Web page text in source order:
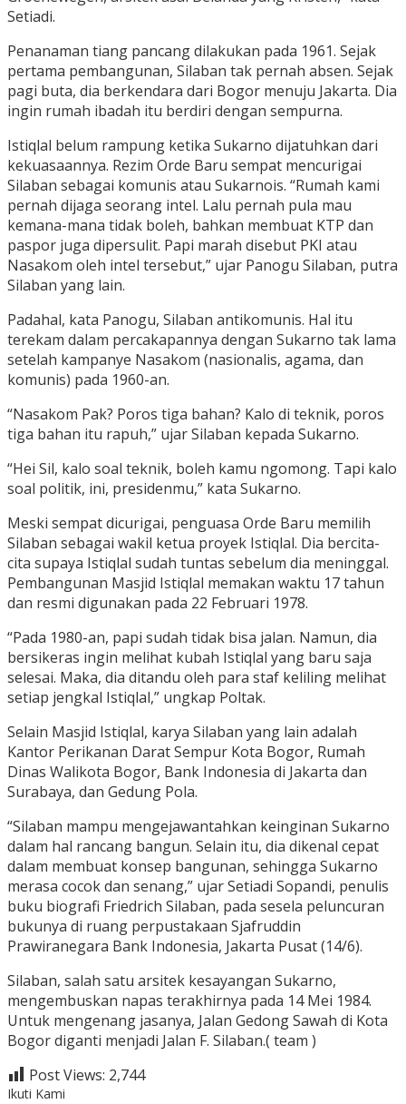
Setiadi.
Penanaman tiang pancang dilakukan pada 1961. Sejak
pertama pembangunan, Silaban tak pernah absen. Sejak
pagi buta, dia berkendara dari Bogor menuju Jakarta. Dia
ingin rumah ibadah itu berdiri dengan sempurna.
Istiqlal belum rampung ketika Sukarno dijatuhkan dari
kekuasaannya. Rezim Orde Baru sempat mencurigai
Silaban sebagai komunis atau Sukarnois. “Rumah kami
pernah dijaga seorang intel. Lalu pernah pula mau
kemana-mana tidak boleh, bahkan membuat KTP dan
paspor juga dipersulit. Papi marah disebut PKI atau
Nasakom oleh intel tersebut,” ujar Panogu Silaban, putra
Silaban yang lain.
Padahal, kata Panogu, Silaban antikomunis. Hal itu
terekam dalam percakapannya dengan Sukarno tak lama
setelah kampanye Nasakom (nasionalis, agama, dan
komunis) pada 1960-an.
“Nasakom Pak? Poros tiga bahan? Kalo di teknik, poros
tiga bahan itu rapuh,” ujar Silaban kepada Sukarno.
“Hei Sil, kalo soal teknik, boleh kamu ngomong. Tapi kalo
soal politik, ini, presidenmu,” kata Sukarno.
Meski sempat dicurigai, penguasa Orde Baru memilih
Silaban sebagai wakil ketua proyek Istiqlal. Dia bercita-
cita supaya Istiqlal sudah tuntas sebelum dia meninggal.
Pembangunan Masjid Istiqlal memakan waktu 17 tahun
dan resmi digunakan pada 22 Februari 1978.
“Pada 1980-an, papi sudah tidak bisa jalan. Namun, dia
bersikeras ingin melihat kubah Istiqlal yang baru saja
selesai. Maka, dia ditandu oleh para staf keliling melihat
setiap jengkal Istiqlal,” ungkap Poltak.
Selain Masjid Istiqlal, karya Silaban yang lain adalah
Kantor Perikanan Darat Sempur Kota Bogor, Rumah
Dinas Walikota Bogor, Bank Indonesia di Jakarta dan
Surabaya, dan Gedung Pola.
“Silaban mampu mengejawantahkan keinginan Sukarno
dalam hal rancang bangun. Selain itu, dia dikenal cepat
dalam membuat konsep bangunan, sehingga Sukarno
merasa cocok dan senang,” ujar Setiadi Sopandi, penulis
buku biografi Friedrich Silaban, pada sesela peluncuran
bukunya di ruang perpustakaan Sjafruddin
Prawiranegara Bank Indonesia, Jakarta Pusat (14/6).
Silaban, salah satu arsitek kesayangan Sukarno,
mengembuskan napas terakhirnya pada 14 Mei 1984.
Untuk mengenang jasanya, Jalan Gedong Sawah di Kota
Bogor diganti menjadi Jalan F. Silaban.( team )
Post Views: 2,744
Ikuti Kami